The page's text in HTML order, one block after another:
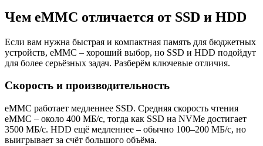
Чем eMMC отличается от SSD и HDD
Если вам нужна быстрая и компактная память для бюджетных
устройств, eMMC – хороший выбор, но SSD и HDD подойдут
для более серьёзных задач. Разберём ключевые отличия.
Скорость и производительность
eMMC работает медленнее SSD. Средняя скорость чтения
eMMC – около 400 МБ/с, тогда как SSD на NVMe достигает
3500 МБ/с. HDD ещё медленнее – обычно 100–200 МБ/с, но
выигрывает за счёт большого объёма.